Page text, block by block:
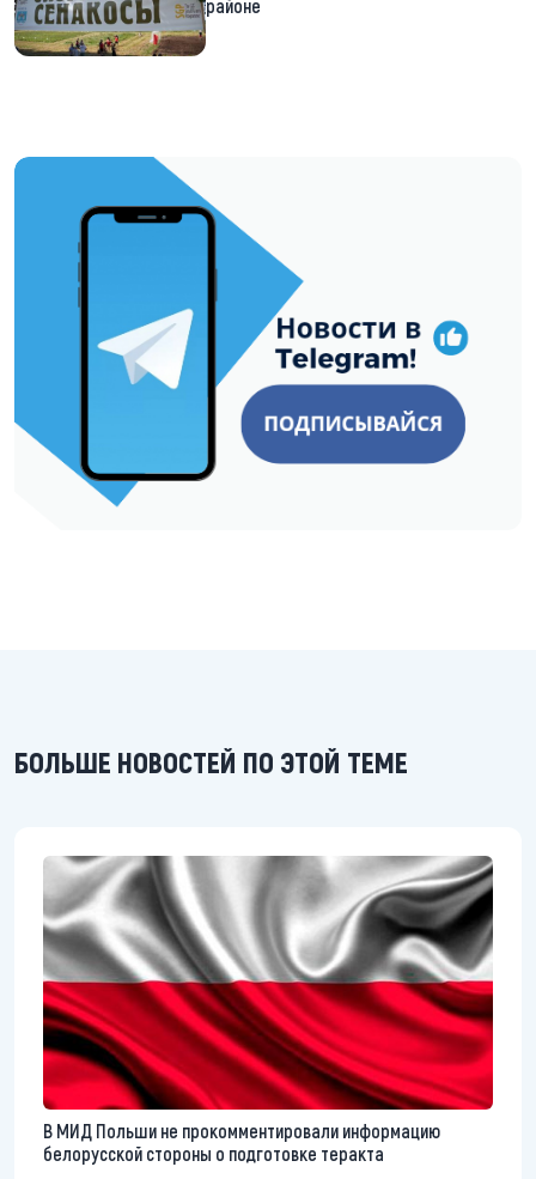
районе
https://t.me/minskctvby
БОЛЬШЕ НОВОСТЕЙ ПО ЭТОЙ ТЕМЕ
В МИД Польши не прокомментировали информацию
белорусской стороны о подготовке теракта